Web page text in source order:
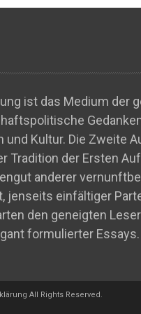
ist das Medium der
und Kultur. Die Zweite
Tradition der Ersten
anderer
jenseits einfältiger
den geneigten
formulierter Essays.
All Rights Reserved.